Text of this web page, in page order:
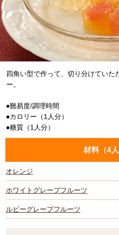
四角い型で作って、切り分けていた
ー。
●難易度/調理時間
●カロリー（1人分）
●糖質（1人分）
材料（4
オレンジ
ホワイトグレープフルーツ
ルビーグレープフルーツ